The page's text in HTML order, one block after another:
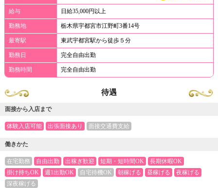
給与 日給35,000円以上
勤務地 栃木県宇都宮市江野町3番14号
最寄駅 東武宇都宮駅から徒歩５分
勤務日 完全自由出勤
勤務時間 完全自由出勤
待遇
面接から入店まで
体験入店可能 出張面接あり 面接交通費支給
働きかた
在宅勤務 自由出勤 出稼ぎ歓迎 短期・短時間OK
長期休暇OK
掛け持ちOK
週1出勤OK 自宅待機OK 朝稼げる 昼稼げる
夜稼げる
深夜稼げる